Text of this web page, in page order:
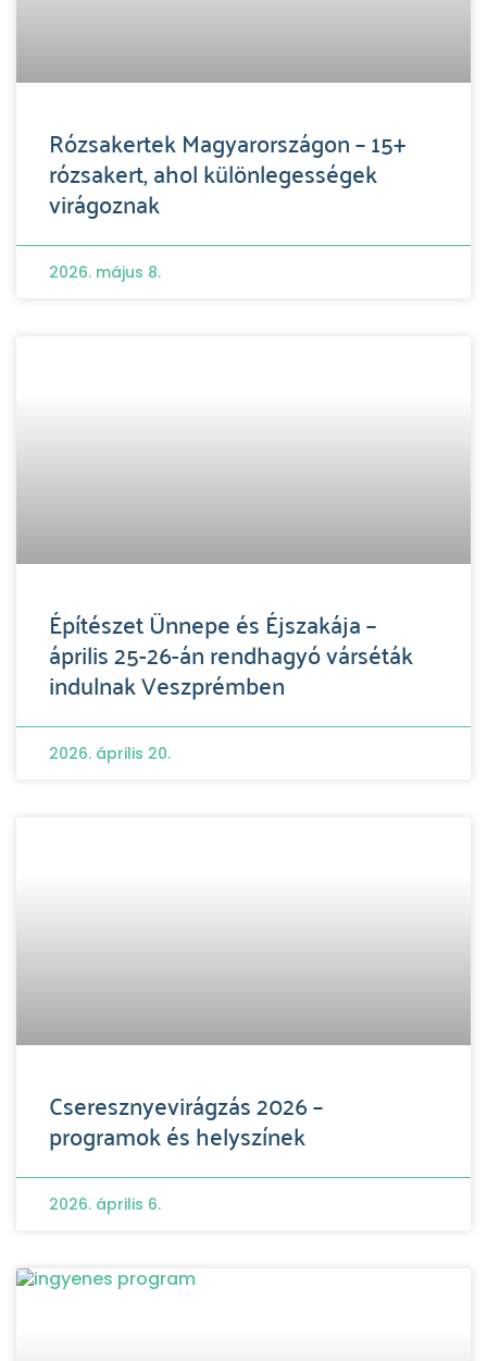
Rózsakertek Magyarországon – 15+
rózsakert, ahol különlegességek
virágoznak
2026. május 8.
Építészet Ünnepe és Éjszakája –
április 25-26-án rendhagyó várséták
indulnak Veszprémben
2026. április 20.
Cseresznyevirágzás 2026 –
programok és helyszínek
2026. április 6.